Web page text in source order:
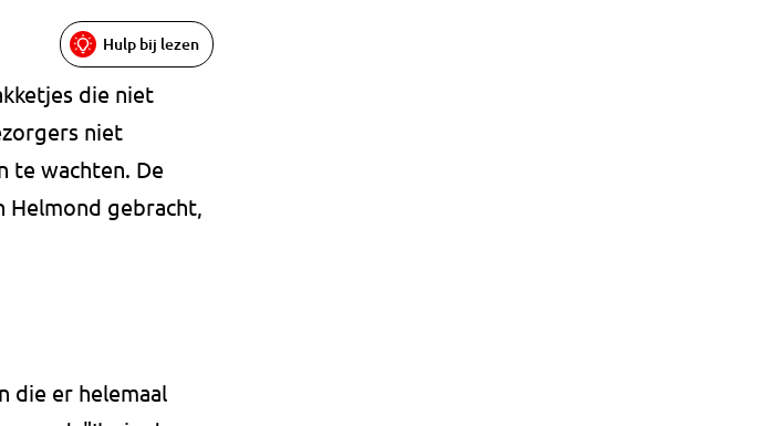
Hulp bij lezen
die niet
niet
te wachten. De
Helmond gebracht,
die er helemaal